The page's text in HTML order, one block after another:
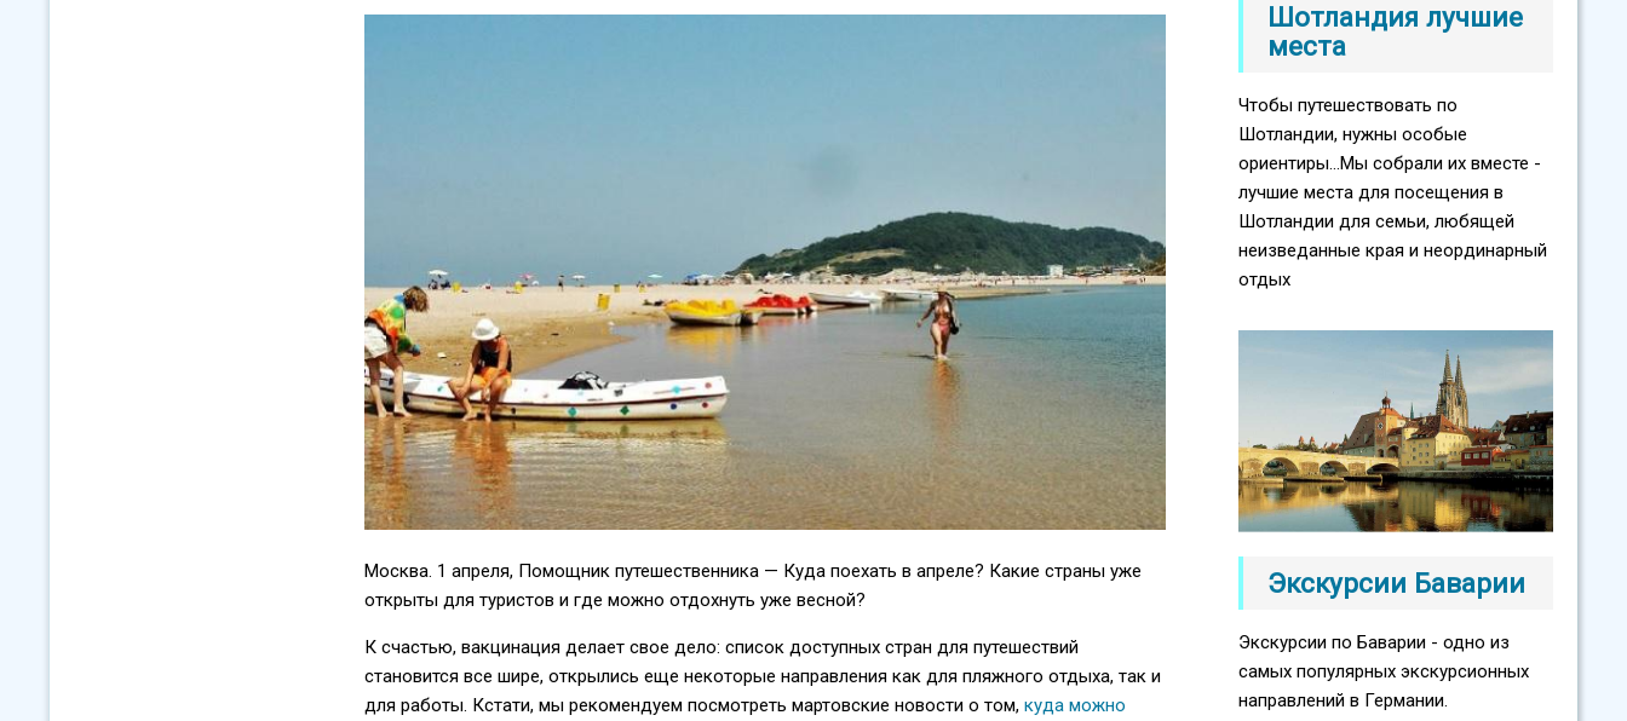
Москва. 1 апреля, Помощник путешественника — Куда поехать в апреле? Какие страны уже
открыты для туристов и где можно отдохнуть уже весной?
К счастью, вакцинация делает свое дело: список доступных стран для путешествий
становится все шире, открылись еще некоторые направления как для пляжного отдыха, так и
для работы. Кстати, мы рекомендуем посмотреть мартовские новости о том, куда можно
Шотландия лучшие
места
Чтобы путешествовать по
Шотландии, нужны особые
ориентиры...Мы собрали их вместе -
лучшие места для посещения в
Шотландии для семьи, любящей
неизведанные края и неординарный
отдых
Экскурсии Баварии
Экскурсии по Баварии - одно из
самых популярных экскурсионных
направлений в Германии.